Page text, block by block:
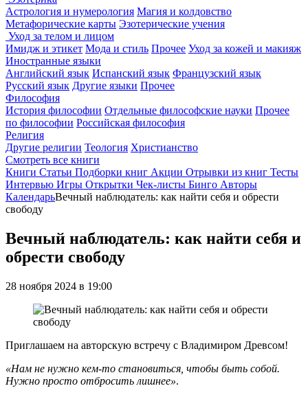
Астрология и нумерология Магия и колдовство
Метафорические карты Эзотерические учения
Уход за телом и лицом
Имидж и этикет Мода и стиль Прочее Уход за кожей и макияж
Иностранные языки
Английский язык Испанский язык Французский язык
Русский язык Другие языки Прочее
Философия
История философии Отдельные философские науки Прочее
по философии Российская философия
Религия
Другие религии Теология Христианство
Смотреть все книги
Книги Статьи Подборки книг Акции Отрывки из книг Тесты
Интервью Игры Открытки Чек-листы Бинго Авторы
КалендарьВечный наблюдатель: как найти себя и обрести
свободу
Вечный наблюдатель: как найти себя и
обрести свободу
28 ноября 2024 в 19:00
Приглашаем на авторскую встречу с Владимиром Древсом!
«Нам не нужно кем-то становиться, чтобы быть собой.
Нужно просто отбросить лишнее».